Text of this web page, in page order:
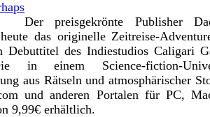
Der preisgekrönte Publisher
das originelle Zeitreise-
Debuttitel des Indiestudios Caligari
in einem Science-fiction-
aus Rätseln und atmosphärischer
und anderen Portalen für PC,
9,99€ erhältlich.